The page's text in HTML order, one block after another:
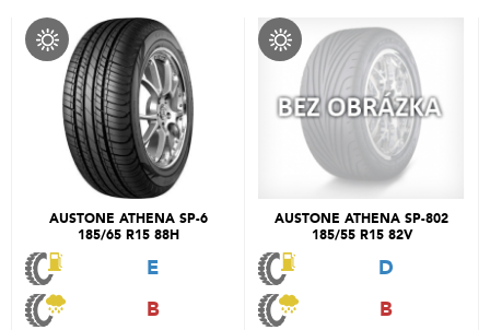
AUSTONE ATHENA SP-6
185/65 R15 88H
E
B
AUSTONE ATHENA SP-802
185/55 R15 82V
D
B